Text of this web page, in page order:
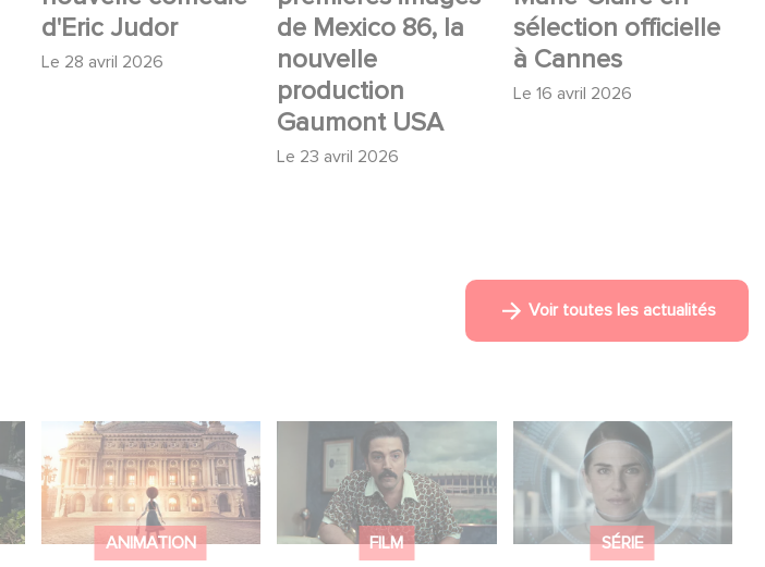
d'Eric Judor
Le 28 avril 2026
de Mexico 86, la
nouvelle
production
Gaumont USA
Le 23 avril 2026
sélection officielle
à Cannes
Le 16 avril 2026
Voir toutes les actualités
ANIMATION
Gaumont et Good
Hero annoncent la
suite de Ballerina
FILM
Mexico 86, est à
retrouver dès
maintenant sur Netflix
SÉRIE
La nouvelle
production Gaumont
USA : « Futuro
Desierto »